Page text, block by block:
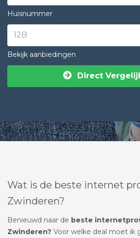
Huisnummer
Bekijk aanbiedingen
Direct
Wat is de beste internet
Zwinderen?
Benieuwd naar de beste
Zwinderen? Voor welke deal moet ik